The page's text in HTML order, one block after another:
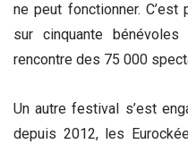
ne peut fonctionner. C’est
sur cinquante
rencontre des 75 000
Un autre festival s’est
depuis 2012, les